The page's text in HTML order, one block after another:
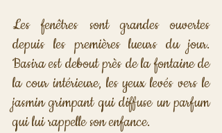
Les fenêtres sont grandes ouvertes
depuis les premières lueurs du jour.
Basira est debout près de la fontaine de
la cour intérieure, les yeux levés vers le
jasmin grimpant qui diffuse un parfum
qui lui rappelle son enfance.